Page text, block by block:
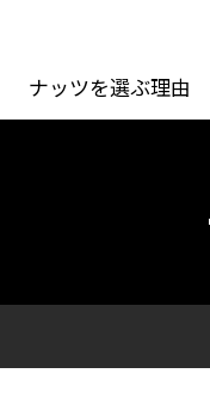
ナッツを選ぶ理由